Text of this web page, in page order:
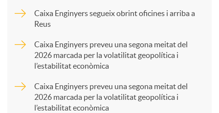
p
a
Caixa Enginyers segueix obrint oficines i arriba a
Reus
Caixa Enginyers preveu una segona meitat del
2026 marcada per la volatilitat geopolítica i
l’estabilitat econòmica
Caixa Enginyers preveu una segona meitat del
2026 marcada per la volatilitat geopolítica i
l’estabilitat econòmica